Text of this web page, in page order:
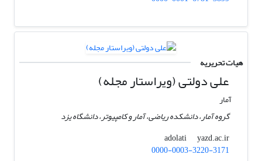
هیات تحریریه
علی دولتی (ویراستار مجله)
آمار
گروه آمار، دانشکده ریاضی، آمار و کامپیوتر، دانشگاه یزد
adolati
yazd.ac.ir
0000-0003-3220-3171